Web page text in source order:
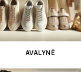
AVALYNĖ